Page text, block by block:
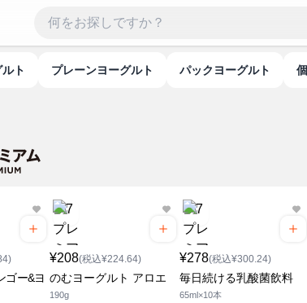
ルト プレーンヨーグルト パックヨーグルト
ゴー&ヨ
¥208(税込¥224.64)
のむヨーグルト アロエ
190g
¥278(税込¥300.24)
毎日続ける乳酸菌飲料
65ml×10本